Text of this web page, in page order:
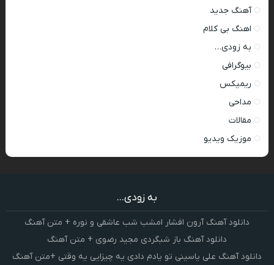
آهنگ جدید
اهنگ بی کلام
به زودی…
بیوگرافی
ریمیکس
مداحی
مقالات
موزیک ویدیو
به زودی...
دانلود آهنگ آرون افشار امشب شب عاشقی و نوره + متن آهنگ
دانلود آهنگ باز شبگردی مجید رضوی + متن آهنگ
دانلود آهنگ علی یاسینی تو یادم دادی یه چیزایی یه وقتی +متن آهنگ